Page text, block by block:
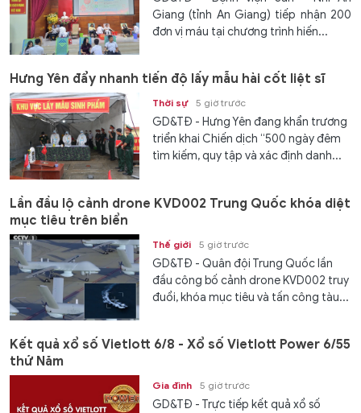
Giang (tỉnh An Giang) tiếp nhận 200
đơn vị máu tại chương trình hiến...
Hưng Yên đẩy nhanh tiến độ lấy mẫu hài cốt liệt sĩ
Thời sự 5 giờ trước
GD&TĐ - Hưng Yên đang khẩn trương
triển khai Chiến dịch “500 ngày đêm
tìm kiếm, quy tập và xác định danh...
Lần đầu lộ cảnh drone KVD002 Trung Quốc khóa diệt
mục tiêu trên biển
Thế giới 5 giờ trước
GD&TĐ - Quân đội Trung Quốc lần
đầu công bố cảnh drone KVD002 truy
đuổi, khóa mục tiêu và tấn công tàu...
Kết quả xổ số Vietlott 6/8 - Xổ số Vietlott Power 6/55
thứ Năm
Gia đình 5 giờ trước
GD&TĐ - Trực tiếp kết quả xổ số